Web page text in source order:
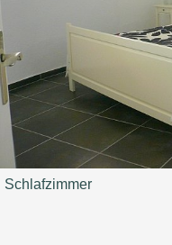
Schlafzimmer